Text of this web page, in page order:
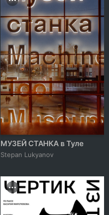
МУЗЕЙ СТАНКА в Туле
Stepan Lukyanov